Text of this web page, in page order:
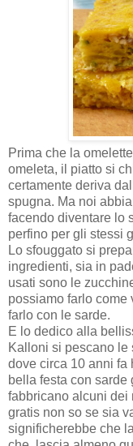
Prima che la
omeleta, il piatto si
certamente deriva
spugna. Ma noi
facendo diventare lo
perfino per gli stessi
Lo sfouggato si
ingredienti, sia in
usati sono le
possiamo farlo come
farlo con le sarde.
E lo dedico alla
Kalloni si pescano le
dove circa 10 anni fa
bella festa con
fabbricano alcuni dei
gratis non so se sia
significherebbe che